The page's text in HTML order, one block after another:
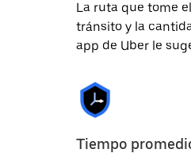
La ruta que tome
tránsito y la
app de Uber le
Tiempo